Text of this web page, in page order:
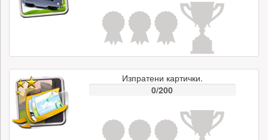
Изпратени картички.
0/200